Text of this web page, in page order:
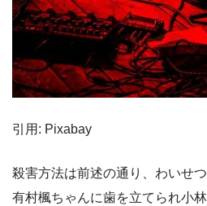
引用: Pixabay
殺害方法は前述の通り、わいせ
有村楓ちゃんに歯を立てられ小